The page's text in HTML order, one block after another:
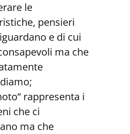
le
pensieri
e di cui
ma che
rappresenta i
che ci
ma che